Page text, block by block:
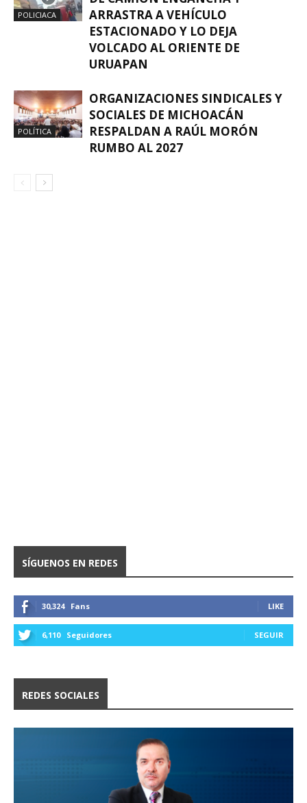
POLICIACA
ARRASTRA A VEHÍCULO
ESTACIONADO Y LO DEJA
VOLCADO AL ORIENTE DE
URUAPAN
POLÍTICA
ORGANIZACIONES SINDICALES Y
SOCIALES DE MICHOACÁN
RESPALDAN A RAÚL MORÓN
RUMBO AL 2027
SÍGUENOS EN REDES
30,324 Fans LIKE
6,110 Seguidores SEGUIR
REDES SOCIALES